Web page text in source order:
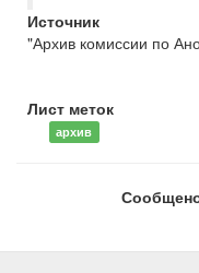
Источник
"Архив комиссии по
Лист меток
архив